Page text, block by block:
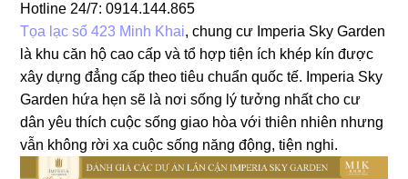
Hotline 24/7: 0914.144.865
Tọa lạc số 423 Minh Khai, chung cư Imperia Sky Garden
là khu căn hộ cao cấp và tổ hợp tiện ích khép kín được
xây dựng đẳng cấp theo tiêu chuẩn quốc tế. Imperia Sky
Garden hứa hẹn sẽ là nơi sống lý tưởng nhất cho cư
dân yêu thích cuộc sống giao hòa với thiên nhiên nhưng
vẫn không rời xa cuộc sống năng động, tiện nghi.